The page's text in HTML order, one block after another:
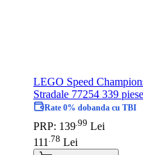
LEGO Speed
Stradale 77254 339 piese
Rate 0% dobanda cu TBI
PRP: 139 99 Lei
111 78 Lei